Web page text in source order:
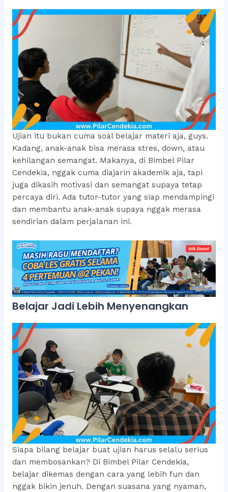
Ujian itu bukan cuma soal belajar materi aja, guys.
Kadang, anak-anak bisa merasa stres, down, atau
kehilangan semangat. Makanya, di Bimbel Pilar
Cendekia, nggak cuma diajarin akademik aja, tapi
juga dikasih motivasi dan semangat supaya tetap
percaya diri. Ada tutor-tutor yang siap mendampingi
dan membantu anak-anak supaya nggak merasa
sendirian dalam perjalanan ini.
Belajar Jadi Lebih Menyenangkan
Siapa bilang belajar buat ujian harus selalu serius
dan membosankan? Di Bimbel Pilar Cendekia,
belajar dikemas dengan cara yang lebih fun dan
nggak bikin jenuh. Dengan suasana yang nyaman,